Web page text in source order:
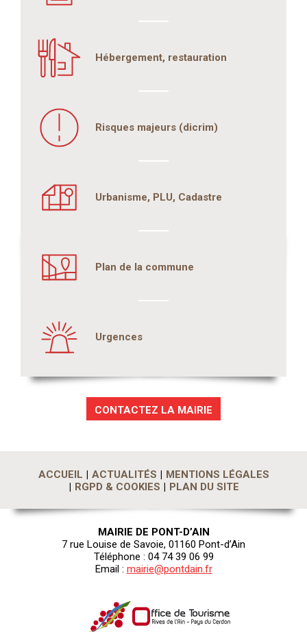
Hébergement, restauration
Risques majeurs (dicrim)
Urbanisme, PLU, Cadastre
Plan de la commune
Urgences
CONTACTEZ LA MAIRIE
ACCUEIL ACTUALITÉS
MENTIONS LÉGALES
RGPD & COOKIES
PLAN DU SITE
MAIRIE DE PONT-D’AIN
7 rue Louise de Savoie, 01160 Pont-d’Ain
Téléphone : 04 74 39 06 99
Email : mairie@pontdain.fr